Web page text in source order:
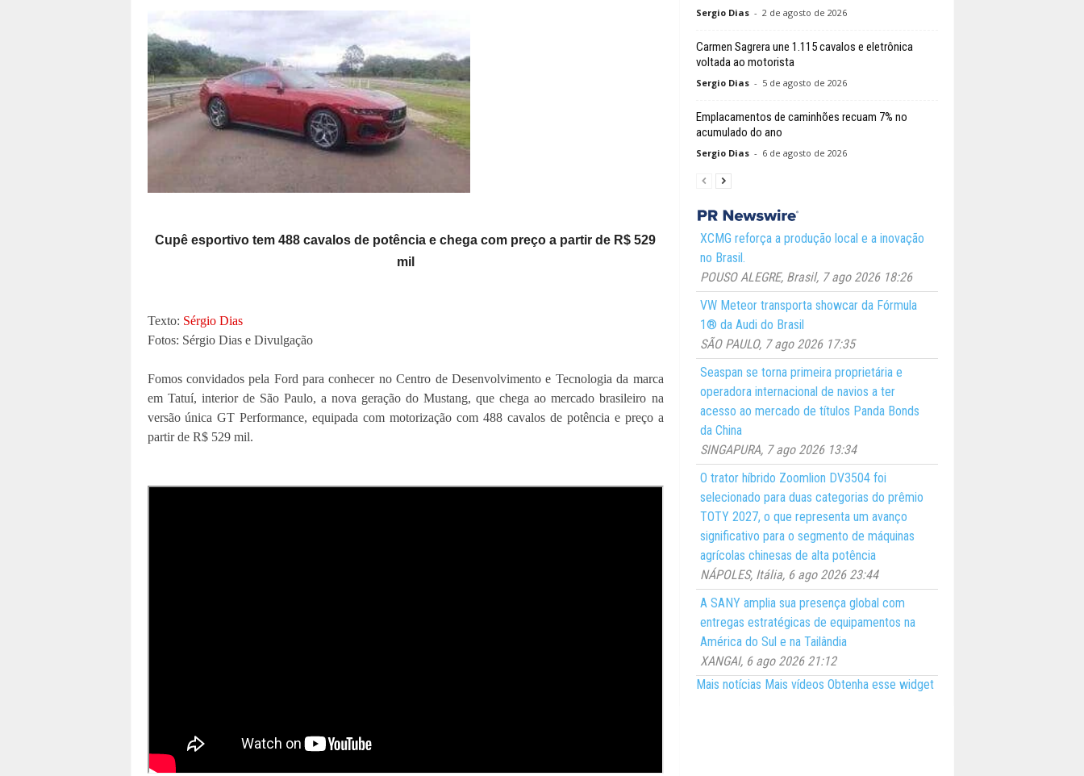
Cupê esportivo tem 488 cavalos de potência e chega com preço a partir de R$ 529
mil
Texto: Sérgio Dias
Fotos: Sérgio Dias e Divulgação
Fomos convidados pela Ford para conhecer no Centro de Desenvolvimento e Tecnologia da marca
em Tatuí, interior de São Paulo, a nova geração do Mustang, que chega ao mercado brasileiro na
versão única GT Performance, equipada com motorização com 488 cavalos de potência e preço a
partir de R$ 529 mil.
Sergio Dias - 2 de agosto de 2026
Carmen Sagrera une 1.115 cavalos e eletrônica
voltada ao motorista
Sergio Dias - 5 de agosto de 2026
Emplacamentos de caminhões recuam 7% no
acumulado do ano
Sergio Dias - 6 de agosto de 2026
XCMG reforça a produção local e a inovação
no Brasil.
POUSO ALEGRE, Brasil, 7 ago 2026 18:26
VW Meteor transporta showcar da Fórmula
1® da Audi do Brasil
SÃO PAULO, 7 ago 2026 17:35
Seaspan se torna primeira proprietária e
operadora internacional de navios a ter
acesso ao mercado de títulos Panda Bonds
da China
SINGAPURA, 7 ago 2026 13:34
O trator híbrido Zoomlion DV3504 foi
selecionado para duas categorias do prêmio
TOTY 2027, o que representa um avanço
significativo para o segmento de máquinas
agrícolas chinesas de alta potência
NÁPOLES, Itália, 6 ago 2026 23:44
A SANY amplia sua presença global com
entregas estratégicas de equipamentos na
América do Sul e na Tailândia
XANGAI, 6 ago 2026 21:12
Mais notícias Mais vídeos Obtenha esse widget